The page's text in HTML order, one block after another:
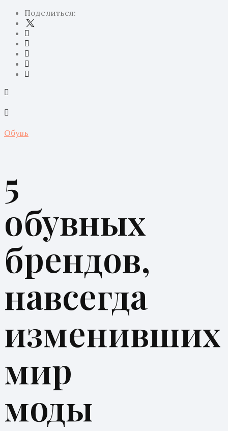
Поделиться:
Обувь
5
обувных
брендов,
навсегда
изменивших
мир
моды